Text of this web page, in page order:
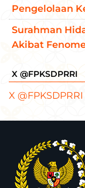
Pengelolaan
Surahman
Akibat
X @FPKSDPRRI
X @FPKSDPRRI